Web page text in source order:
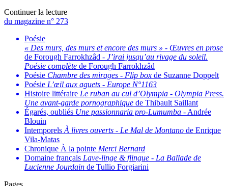
Continuer la lecture
du magazine n° 273
Poésie
« Des murs, des murs et encore des murs » - Œuvres en prose
de Forough Farrokhzâd - J’irai jusqu’au rivage du soleil.
Poésie complète de Forough Farrokhzâd
Poésie Chambre des mirages - Flip box de Suzanne Doppelt
Poésie L’œil aux aguets - Europe N°1163
Histoire littéraire Le ruban au cul d’Olympia - Olympia Press.
Une avant-garde pornographique de Thibault Saillant
Égarés, oubliés Une passionnaria pro-Lumumba - Andrée
Blouin
Intemporels À livres ouverts - Le Mal de Montano de Enrique
Vila-Matas
Chronique À la pointe Merci Bernard
Domaine français Lave-linge & flingue - La Ballade de
Lucienne Jourdain de Tullio Forgiarini
Pages